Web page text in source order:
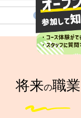
実習風景
将来の職業